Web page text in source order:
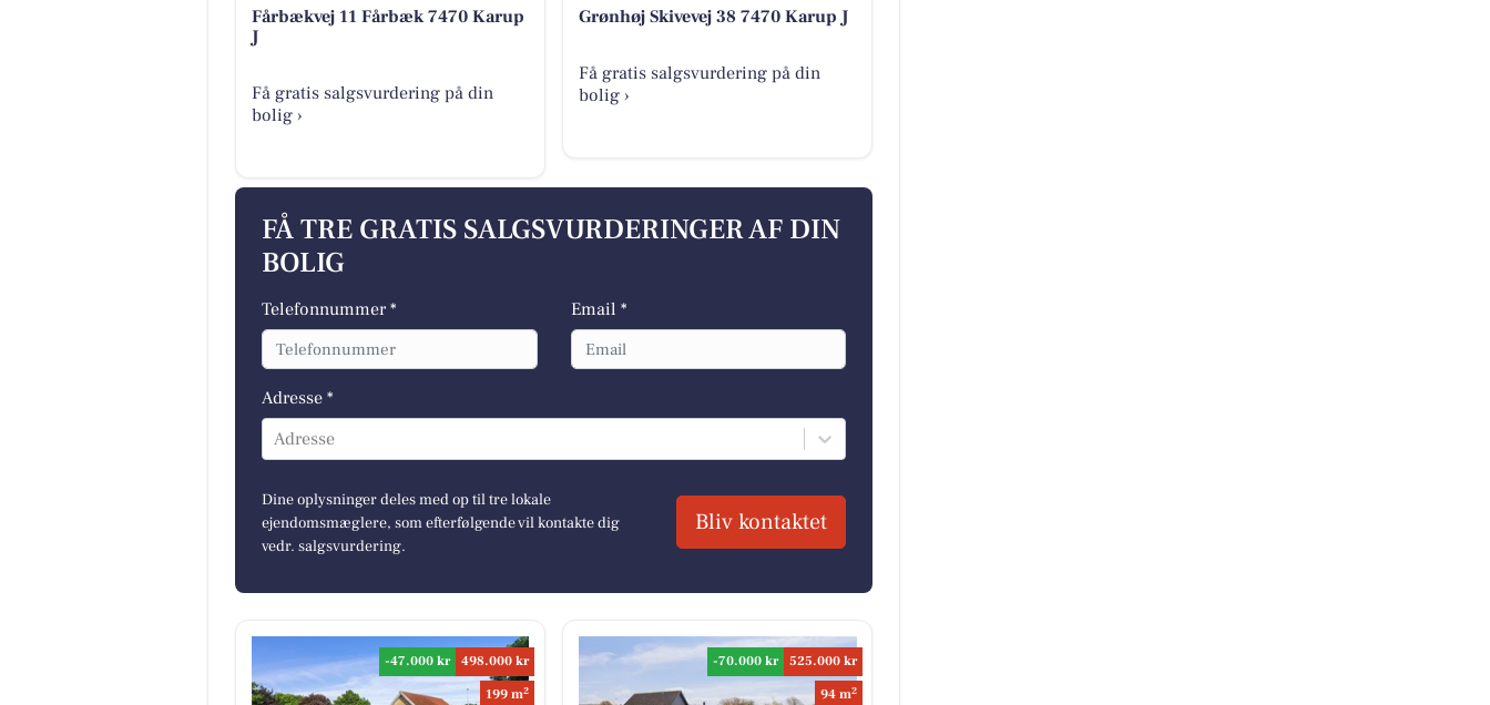
Fårbækvej 11 Fårbæk 7470 Karup
J
Få gratis salgsvurdering på din
bolig ›
Grønhøj Skivevej 38 7470 Karup J
Få gratis salgsvurdering på din
bolig ›
FÅ TRE GRATIS SALGSVURDERINGER AF DIN
BOLIG
Telefonnummer * Email *
Adresse *
Adresse
Dine oplysninger deles med op til tre lokale
ejendomsmæglere, som efterfølgende vil kontakte dig
vedr. salgsvurdering.
Bliv kontaktet
-47.000 kr
498.000 kr
199 m2
-70.000 kr
525.000 kr
94 m2